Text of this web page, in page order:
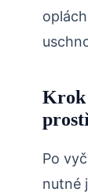
Krok
Po
nutné